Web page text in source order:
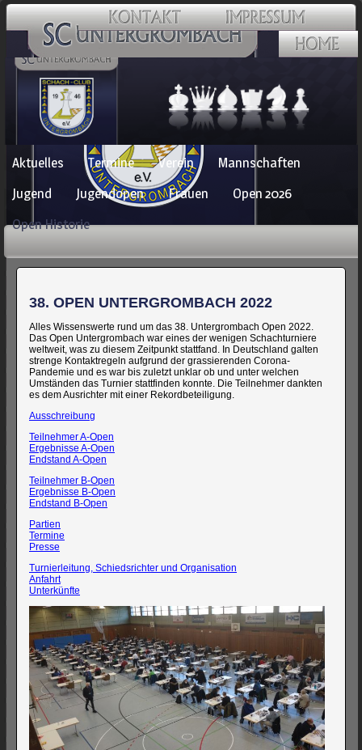
Navigation
überspringen
Aktuelles Termine Verein
Mannschaften
Jugend
Jugendopen Frauen
Open 2026
Open Historie
38. OPEN UNTERGROMBACH 2022
Alles Wissenswerte rund um das 38. Untergrombach Open 2022.
Das Open Untergrombach war eines der wenigen Schachturniere
weltweit, was zu diesem Zeitpunkt stattfand. In Deutschland galten
strenge Kontaktregeln aufgrund der grassierenden Corona-
Pandemie und es war bis zuletzt unklar ob und unter welchen
Umständen das Turnier stattfinden konnte. Die Teilnehmer dankten
es dem Ausrichter mit einer Rekordbeteiligung.
Ausschreibung
Teilnehmer A-Open
Ergebnisse A-Open
Endstand A-Open
Teilnehmer B-Open
Ergebnisse B-Open
Endstand B-Open
Partien
Termine
Presse
Turnierleitung, Schiedsrichter und Organisation
Anfahrt
Unterkünfte